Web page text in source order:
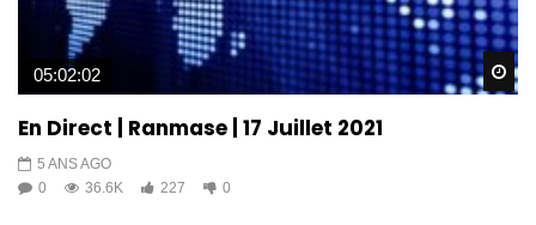
05:02:02
En Direct | Ranmase | 17 Juillet 2021
5 ANS AGO
0
36.6K 227 0